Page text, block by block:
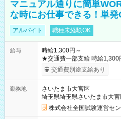
マニュアル通りに簡単
な時にお仕事できる！単
アルバイト 職種未経験OK
給与
時給1,300円～
★交通費一部支給 時給1,300円～ ※試験・役割により手当あり
※勤務回数により昇給あり
り！】 希望される場合、勤
例】 ・河合塾模擬試験 8:30
×8時間＝日収10,400円＋交
円の場合あり ・国家試験
円（役割手当＋100円）×6時間
交通費別途支給あり
勤務地
さいたま市大宮区
埼玉県埼玉県さいたま市大
株式会社全国試験運営セ